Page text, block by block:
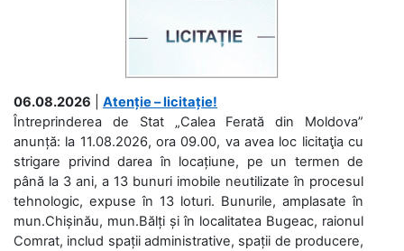
06.08.2026
Atenție – licitație!
Întreprinderea de Stat „Calea Ferată din Moldova”
anunță: la 11.08.2026, ora 09.00, va avea loc licitaţia cu
strigare privind darea în locațiune, pe un termen de
până la 3 ani, a 13 bunuri imobile neutilizate în procesul
tehnologic, expuse în 13 loturi. Bunurile, amplasate în
mun.Chișinău, mun.Bălți și în localitatea Bugeac, raionul
Comrat, includ spații administrative, spații de producere,